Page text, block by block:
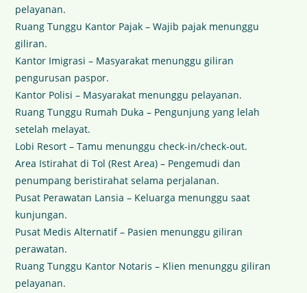
pelayanan.
Ruang Tunggu Kantor Pajak – Wajib pajak menunggu
giliran.
Kantor Imigrasi – Masyarakat menunggu giliran
pengurusan paspor.
Kantor Polisi – Masyarakat menunggu pelayanan.
Ruang Tunggu Rumah Duka – Pengunjung yang lelah
setelah melayat.
Lobi Resort – Tamu menunggu check-in/check-out.
Area Istirahat di Tol (Rest Area) – Pengemudi dan
penumpang beristirahat selama perjalanan.
Pusat Perawatan Lansia – Keluarga menunggu saat
kunjungan.
Pusat Medis Alternatif – Pasien menunggu giliran
perawatan.
Ruang Tunggu Kantor Notaris – Klien menunggu giliran
pelayanan.